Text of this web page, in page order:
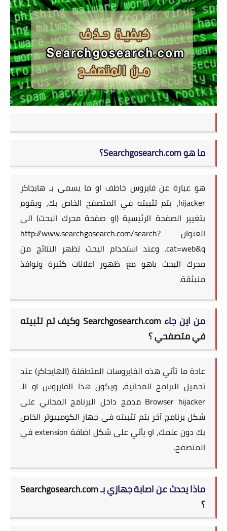
ما هو Searchgosearch.com؟
هو عبارة عن فايروس خاطف او ما يسمى بـ هايجاكر
hijacker، يتم تثبيته في المتصفح الخاص بك، ويقوم
بتغيير الصفحة الرئيسية (او صفحة محرك البحث) الى
العنوان http://www.searchgosearch.com/search?
cat=web&q. وعند استخدام البحث تظهر النتائج من
محرك البحث ياهو مع ظهور اعلانات كثيرة ونوافذ
منبثقة.
من اين جاء
Searchgosearch.com وكيف تم تثبيته
في متصفحي ؟
عادة ما تأتي هذه الفايروسات المتطفلة (الهايجاكر) عند
تحميل البرامج المجانية، ويكون هذا الفايروس او الـ
Browser hijacker مدمج داخل البرنامج المجاني على
شكل برنامج آخر يتم تثبيته في جهاز الكومبيوتر الخاص
بك دون علمك، او يأتي على شكل اضافة extension في
المتصفح.
ماذا يحدث عن اصابة جهازي بـSearchgosearch.com
؟